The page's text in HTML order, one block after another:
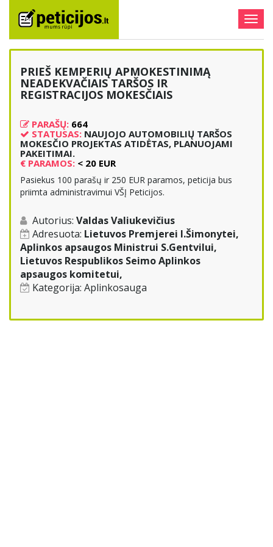
PRIEŠ KEMPERIŲ APMOKESTINIMĄ
NEADEKVAČIAIS TARŠOS IR
REGISTRACIJOS MOKESČIAIS
PARAŠŲ: 664
STATUSAS: NAUJOJO AUTOMOBILIŲ TARŠOS
MOKESČIO PROJEKTAS ATIDĖTAS, PLANUOJAMI
PAKEITIMAI.
€ PARAMOS: < 20 EUR
Pasiekus 100 parašų ir 250 EUR paramos, peticija bus
priimta administravimui VŠĮ Peticijos.
Autorius: Valdas Valiukevičius
Adresuota: Lietuvos Premjerei I.Šimonytei,
Aplinkos apsaugos Ministrui S.Gentvilui,
Lietuvos Respublikos Seimo Aplinkos
apsaugos komitetui,
Kategorija: Aplinkosauga